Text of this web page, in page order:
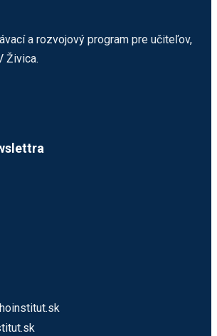
a rozvojový program pre učiteľov,
Živica.